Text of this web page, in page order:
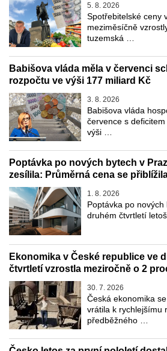
5. 8. 2026
Spotřebitelské ceny
meziměsíčně
tuzemská …
Babišova vláda měla v červenci
rozpočtu ve výši 177 miliard Kč
3. 8. 2026
Babišova vláda
července s
výši …
Poptávka po nových bytech v
zesílila: Průměrná cena se
1. 8. 2026
Poptávka po
druhém čtvrtletí
Ekonomika v České republice ve
čtvrtletí vzrostla meziročně o 2
30. 7. 2026
Česká ekonomika
vrátila k rychlejšímu
předběžného …